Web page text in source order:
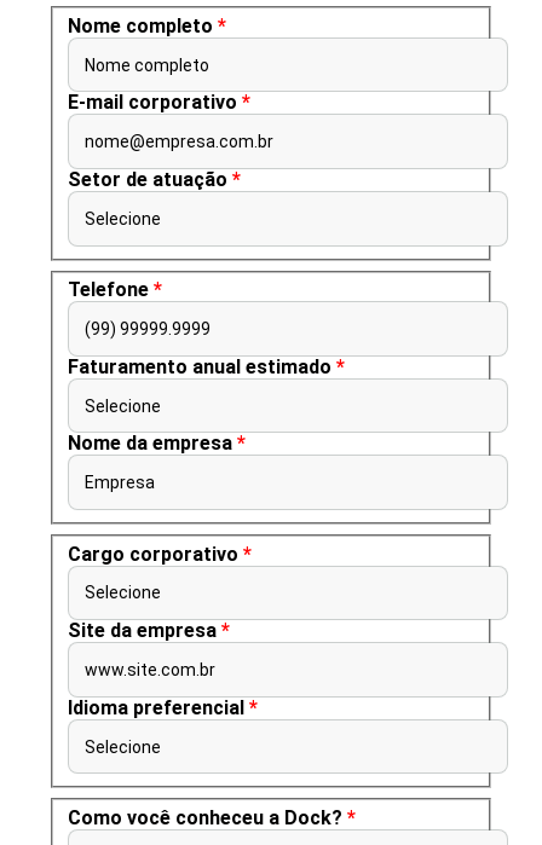
Nome completo *
Nome completo
E-mail corporativo *
nome@empresa.com.br
Setor de atuação *
Selecione
Telefone *
(99) 99999.9999
Faturamento anual estimado *
Selecione
Nome da empresa *
Empresa
Cargo corporativo *
Selecione
Site da empresa *
www.site.com.br
Idioma preferencial *
Selecione
Como você conheceu a Dock? *